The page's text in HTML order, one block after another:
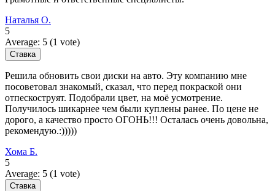
Наталья О.
5
Average: 5 (1 vote)
Решила обновить свои диски на авто. Эту компанию мне
посоветовал знакомый, сказал, что перед покраской они
отпескоструят. Подобрали цвет, на моё усмотрение.
Получилось шикарнее чем были куплены ранее. По цене не
дорого, а качество просто ОГОНЬ!!! Осталась очень довольна,
рекомендую.:)))))
Хома Б.
5
Average: 5 (1 vote)